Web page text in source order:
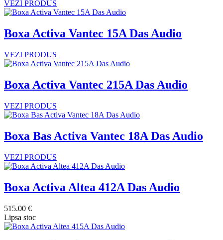
VEZI PRODUS
Boxa Activa Vantec 15A Das Audio
VEZI PRODUS
Boxa Activa Vantec 215A Das Audio
VEZI PRODUS
Boxa Bas Activa Vantec 18A Das Audio
VEZI PRODUS
Boxa Activa Altea 412A Das Audio
515.00 €
Lipsa stoc